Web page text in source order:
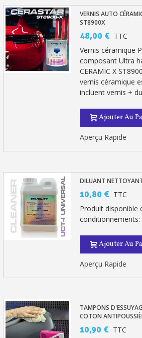
VERNIS AUTO
ST8900X
48,00 € TTC
Vernis céramique
composant Ultra
CERAMIC X
vernis céramique
incluent vernis +
Ajouter Au
Aperçu Rapide
DILUANT
10,80 € TTC
Produit disponible
conditionnements:
Ajouter Au
Aperçu Rapide
TAMPONS
COTON
10,90 € TTC